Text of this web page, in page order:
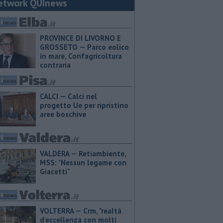
QUInews
PROVINCE DI LIVORNO E
GROSSETO — Parco eolico
in mare, Confagricoltura
contraria
CALCI — Calci nel
progetto Ue per ripristino
aree boschive
VALDERA — Retiambiente,
M5S: "Nessun legame con
Giacetti"
VOLTERRA — Crm, "realtà
d'eccellenza con molti